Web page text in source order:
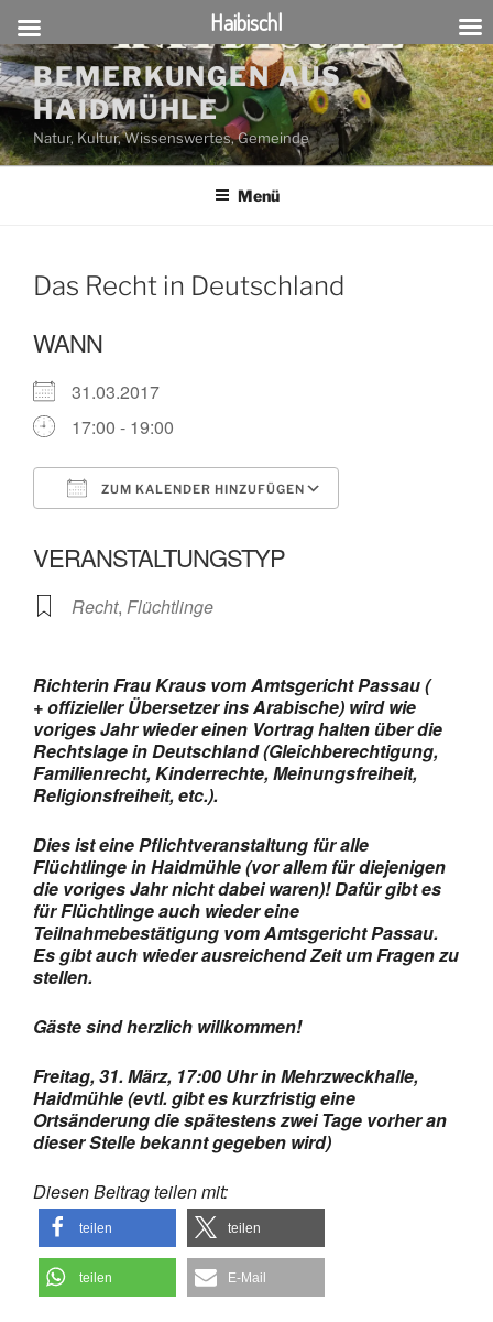
Zum
Inhalt
springen
BEMERKUNGEN AUS
HAIDMÜHLE
Natur, Kultur, Wissenswertes, Gemeinde
Menü
Das Recht in Deutschland
WANN
31.03.2017
17:00 - 19:00
ZUM KALENDER HINZUFÜGEN
VERANSTALTUNGSTYP
Recht, Flüchtlinge
Richterin Frau Kraus vom Amtsgericht Passau (
+ offizieller Übersetzer ins Arabische) wird wie
voriges Jahr wieder einen Vortrag halten über die
Rechtslage in Deutschland (Gleichberechtigung,
Familienrecht, Kinderrechte, Meinungsfreiheit,
Religionsfreiheit, etc.).
Dies ist eine Pflichtveranstaltung für alle
Flüchtlinge in Haidmühle (vor allem für diejenigen
die voriges Jahr nicht dabei waren)! Dafür gibt es
für Flüchtlinge auch wieder eine
Teilnahmebestätigung vom Amtsgericht Passau.
Es gibt auch wieder ausreichend Zeit um Fragen zu
stellen.
Gäste sind herzlich willkommen!
Freitag, 31. März, 17:00 Uhr in Mehrzweckhalle,
Haidmühle (evtl. gibt es kurzfristig eine
Ortsänderung die spätestens zwei Tage vorher an
dieser Stelle bekannt gegeben wird)
Diesen Beitrag teilen mit:
teilen teilen
teilen E-Mail
Haibischl